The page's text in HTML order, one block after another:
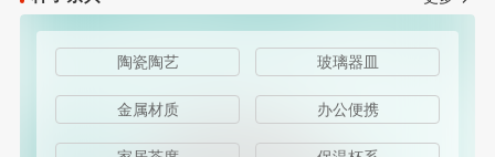
陶瓷陶艺 玻璃器皿
金属材质 办公便携